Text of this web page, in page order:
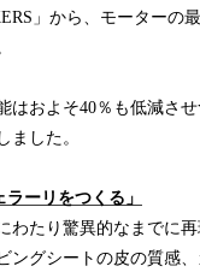
」から、モーターの
はおよそ40％も低減さ
ました。
ーリをつくる」
わたり驚異的なまでに
ングシートの皮の質感